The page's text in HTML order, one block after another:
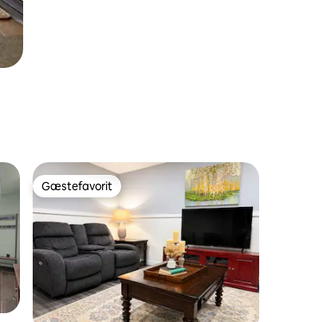
Gæstefavorit
Gæstefavorit